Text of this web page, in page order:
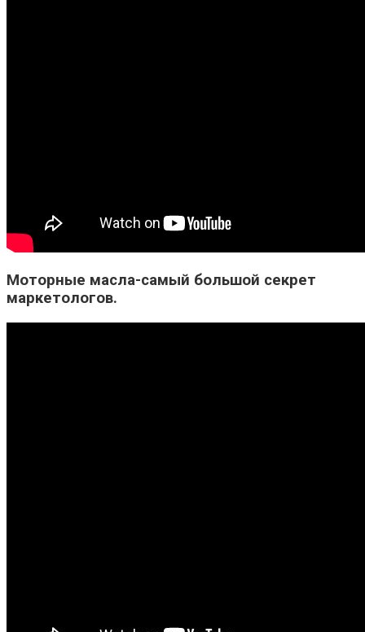
Моторные масла-самый большой секрет
маркетологов.